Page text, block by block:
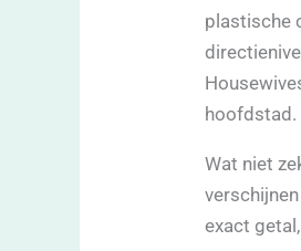
plastische
hoofdstad.
Wat niet
exact